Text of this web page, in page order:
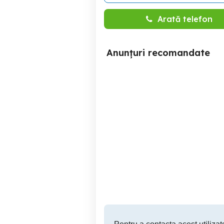
Arată telefon
Anunțuri recomandate